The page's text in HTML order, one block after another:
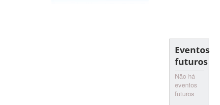
Eventos
futuros
Não há
eventos
futuros